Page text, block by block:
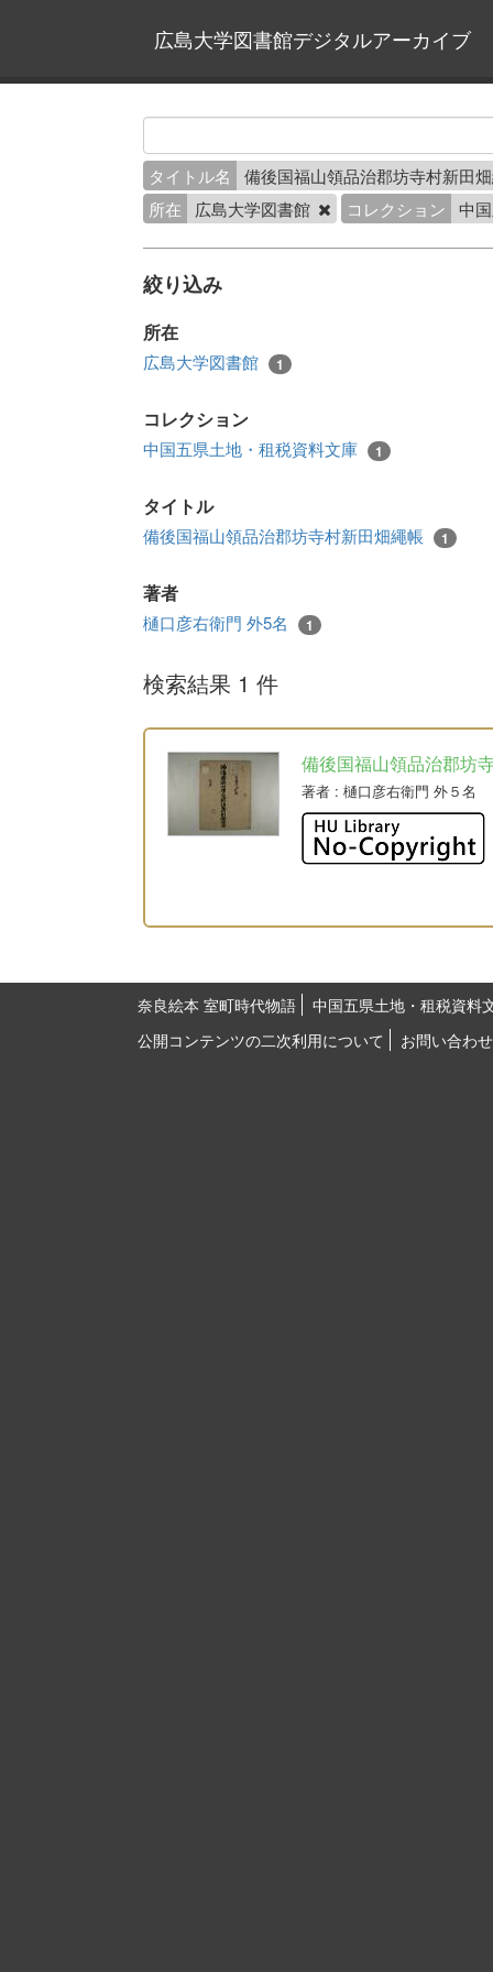
広島大学図書館デジタルアーカイブ
タイトル名
備後国福山領品治郡坊寺村新田
所在
広島大学図書館 コレクション 中
絞り込み
所在
広島大学図書館 1
コレクション
中国五県土地・租税資料文庫 1
タイトル
備後国福山領品治郡坊寺村新田畑繩帳 1
著者
樋口彦右衛門 外5名 1
検索結果 1 件
備後国福山領品治郡坊
著者 : 樋口彦右衛門 外５名
奈良絵本 室町時代物語
中国五県土地・租税資料
公開コンテンツの二次利用について
お問い合わせ